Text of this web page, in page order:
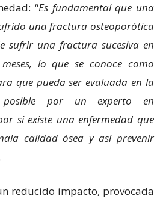
“Es fundamental que una
una fractura osteoporótica
sufrir una fractura sucesiva en
lo que se conoce como
que pueda ser evaluada en la
posible por un experto en
si existe una enfermedad que
calidad ósea y así prevenir
reducido impacto, provocada